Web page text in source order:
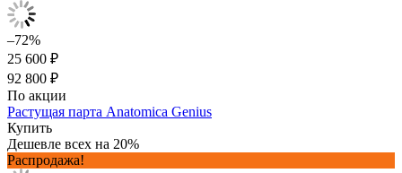
–72%
25 600 ₽
92 800 ₽
По акции
Растущая парта Anatomica Genius
Купить
Дешевле всех на 20%
Распродажа!